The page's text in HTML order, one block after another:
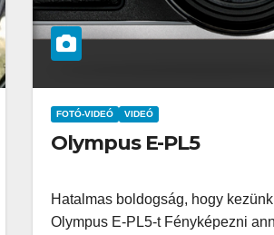
FOTÓ-VIDEÓ VIDEÓ
Olympus E-PL5
Hatalmas boldogság, hogy
Olympus E-PL5-t Fényképezni